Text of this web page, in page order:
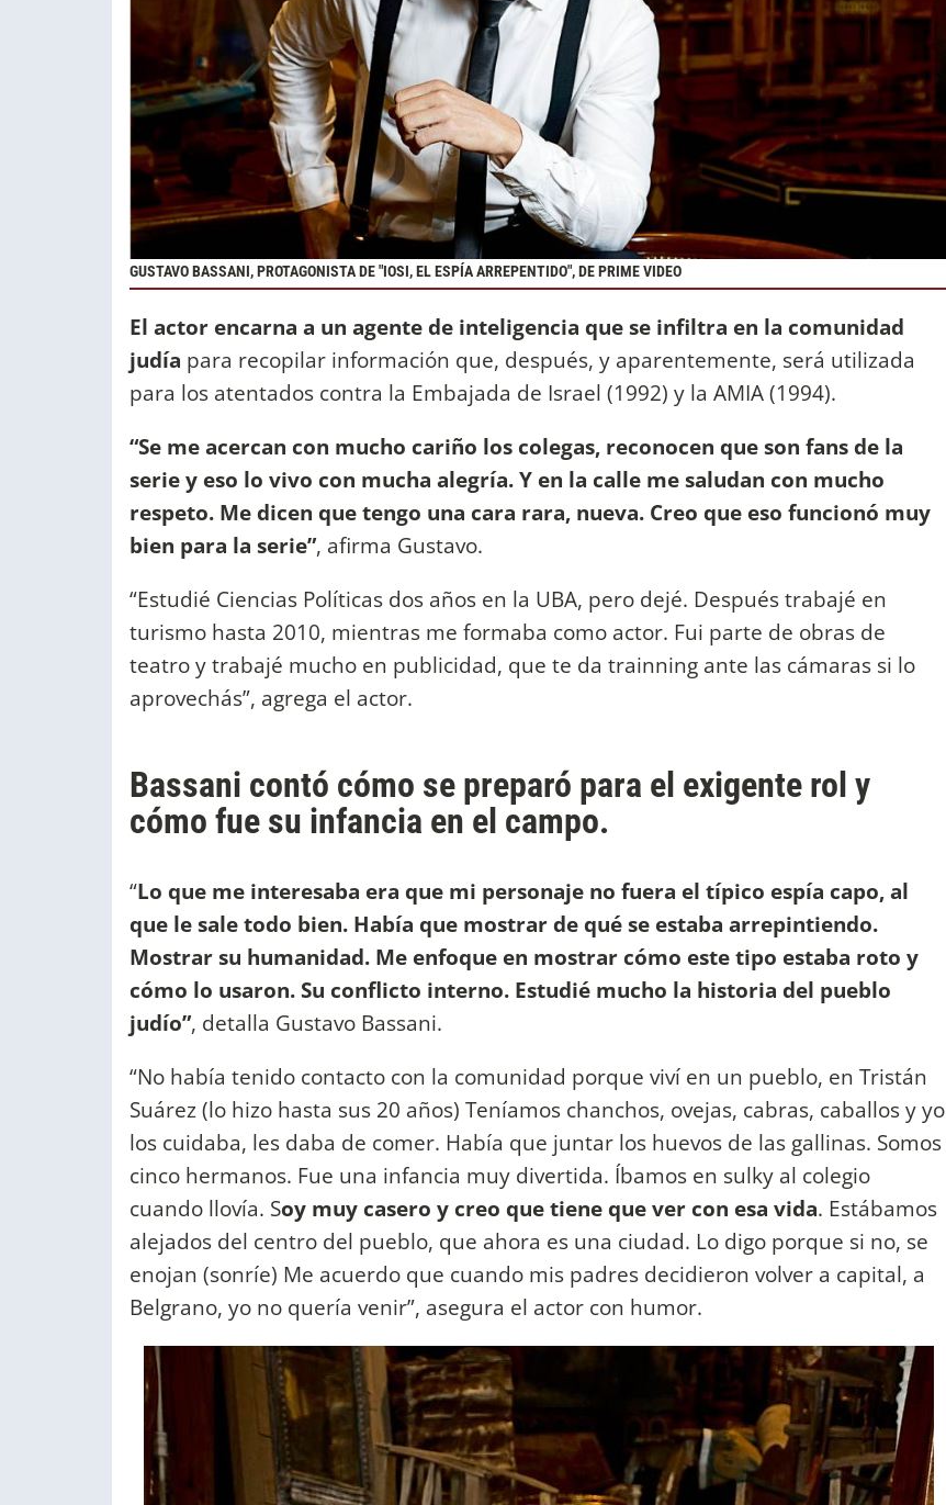
GUSTAVO BASSANI, PROTAGONISTA DE "IOSI, EL ESPÍA ARREPENTIDO", DE PRIME VIDEO
El actor encarna a un agente de inteligencia que se infiltra en la comunidad
judía para recopilar información que, después, y aparentemente, será utilizada
para los atentados contra la Embajada de Israel (1992) y la AMIA (1994).
“Se me acercan con mucho cariño los colegas, reconocen que son fans de la
serie y eso lo vivo con mucha alegría. Y en la calle me saludan con mucho
respeto. Me dicen que tengo una cara rara, nueva. Creo que eso funcionó muy
bien para la serie”, afirma Gustavo.
“Estudié Ciencias Políticas dos años en la UBA, pero dejé. Después trabajé en
turismo hasta 2010, mientras me formaba como actor. Fui parte de obras de
teatro y trabajé mucho en publicidad, que te da trainning ante las cámaras si lo
aprovechás”, agrega el actor.
Bassani contó cómo se preparó para el exigente rol y
cómo fue su infancia en el campo.
“Lo que me interesaba era que mi personaje no fuera el típico espía capo, al
que le sale todo bien. Había que mostrar de qué se estaba arrepintiendo.
Mostrar su humanidad. Me enfoque en mostrar cómo este tipo estaba roto y
cómo lo usaron. Su conflicto interno. Estudié mucho la historia del pueblo
judío”, detalla Gustavo Bassani.
“No había tenido contacto con la comunidad porque viví en un pueblo, en Tristán
Suárez (lo hizo hasta sus 20 años) Teníamos chanchos, ovejas, cabras, caballos y yo
los cuidaba, les daba de comer. Había que juntar los huevos de las gallinas. Somos
cinco hermanos. Fue una infancia muy divertida. Íbamos en sulky al colegio
cuando llovía. Soy muy casero y creo que tiene que ver con esa vida. Estábamos
alejados del centro del pueblo, que ahora es una ciudad. Lo digo porque si no, se
enojan (sonríe) Me acuerdo que cuando mis padres decidieron volver a capital, a
Belgrano, yo no quería venir”, asegura el actor con humor.